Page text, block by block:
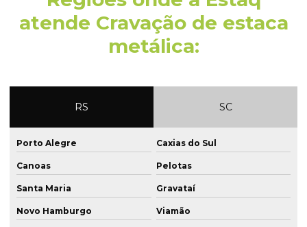
Estaca helice continua santa catarina
Estaca hélice perfuração
Estaca hélice porto alegre
Estaca hélice santa maria
Estaca raiz com ar comprimido
Estaca raiz argamassa
Estaca raiz encamisada
atende Cravação de estaca
metálica:
RS SC
Porto Alegre Caxias do Sul
Canoas Pelotas
Santa Maria Gravataí
Novo Hamburgo Viamão